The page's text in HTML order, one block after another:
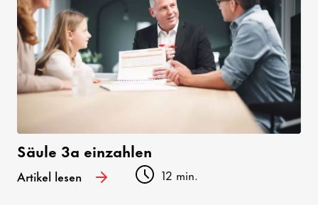
Säule 3a einzahlen
Artikel lesen 12 min.